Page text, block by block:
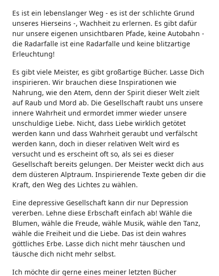
Es ist ein lebenslanger Weg - es ist der schlichte Grund
unseres Hierseins -, Wachheit zu erlernen. Es gibt dafür
nur unsere eigenen unsichtbaren Pfade, keine Autobahn -
die Radarfalle ist eine Radarfalle und keine blitzartige
Erleuchtung!
Es gibt viele Meister, es gibt großartige Bücher. Lasse Dich
inspirieren. Wir brauchen diese Inspirationen wie
Nahrung, wie den Atem, denn der Spirit dieser Welt zielt
auf Raub und Mord ab. Die Gesellschaft raubt uns unsere
innere Wahrheit und ermordet immer wieder unsere
unschuldige Liebe. Nicht, dass Liebe wirklich getötet
werden kann und dass Wahrheit geraubt und verfälscht
werden kann, doch in dieser relativen Welt wird es
versucht und es erscheint oft so, als sei es dieser
Gesellschaft bereits gelungen. Der Meister weckt dich aus
dem düsteren Alptraum. Inspirierende Texte geben dir die
Kraft, den Weg des Lichtes zu wählen.
Eine depressive Gesellschaft kann dir nur Depression
vererben. Lehne diese Erbschaft einfach ab! Wähle die
Blumen, wähle die Freude, wähle Musik, wähle den Tanz,
wähle die Freiheit und die Liebe. Das ist dein wahres
göttliches Erbe. Lasse dich nicht mehr täuschen und
täusche dich nicht mehr selbst.
Ich möchte dir gerne eines meiner letzten Bücher